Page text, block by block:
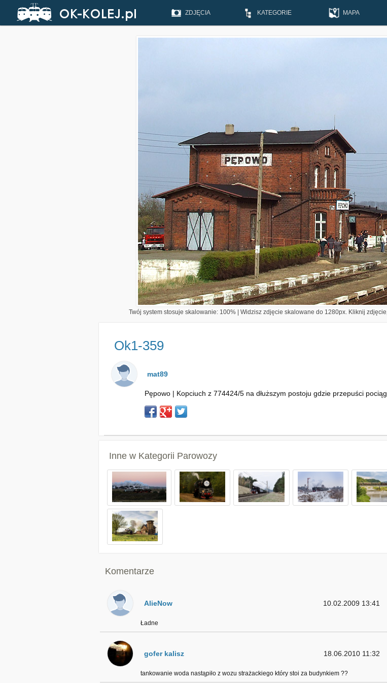
ZDJĘCIA KATEGORIE MAPA
Twój system stosuje skalowanie: 100% | Widzisz zdjęcie skalowane do 1280px. Kliknij
Ok1-359
mat89
Pępowo | Kopciuch z 774424/5 na dłuższym postoju gdzie przepuści
Inne w Kategorii Parowozy
Komentarze
AlieNow 10.02.2009 13:41
Ładne
gofer kalisz 18.06.2010 11:32
tankowanie woda nastąpiło z wozu strażackiego który stoi za budynkiem ??